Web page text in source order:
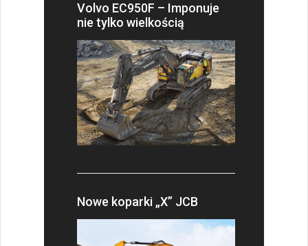
Volvo EC950F – Imponuje
nie tylko wielkością
Nowe koparki „X” JCB